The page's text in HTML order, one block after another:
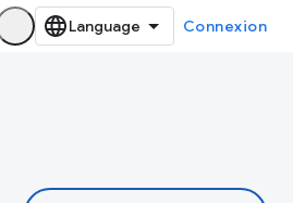
Connexion